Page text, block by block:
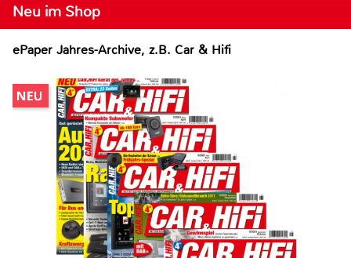
Neu im Shop
ePaper Jahres-Archive, z.B. Car & Hifi